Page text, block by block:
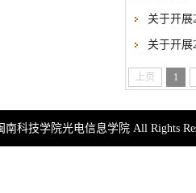
关于开展
关于开展
上页 1
科技学院光电信息学院 All Rights